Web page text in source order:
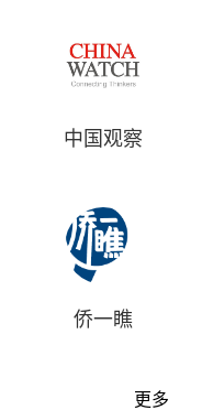
中国观察
侨一瞧
更多